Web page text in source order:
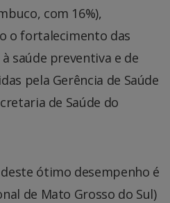
com 16%),
o fortalecimento das
saúde preventiva e de
pela Gerência de Saúde
de Saúde do
ótimo desempenho é
de Mato Grosso do Sul)